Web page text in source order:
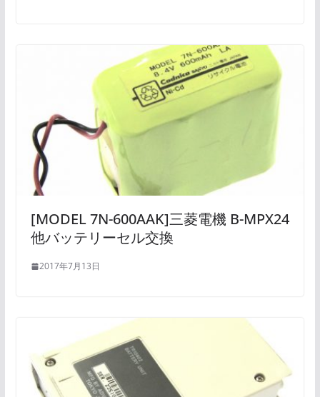
[MODEL 7N-600AAK]三菱電機 B-MPX24
他バッテリーセル交換
2017年7月13日